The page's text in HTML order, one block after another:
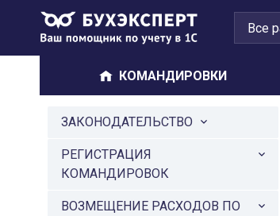
КОМАНДИРОВКИ
ЗАКОНОДАТЕЛЬСТВО
РЕГИСТРАЦИЯ
КОМАНДИРОВОК
ВОЗМЕЩЕНИЕ РАСХОДОВ ПО